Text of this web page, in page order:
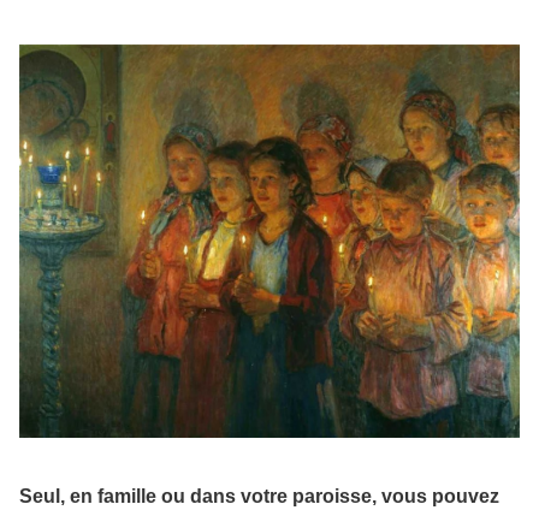
Seul, en famille ou dans votre paroisse, vous pouvez